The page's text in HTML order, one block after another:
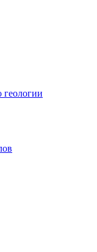
геологии